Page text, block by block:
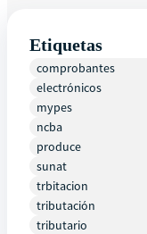
Etiquetas
comprobantes
electrónicos
mypes
ncba
produce
sunat
trbitacion
tributación
tributario